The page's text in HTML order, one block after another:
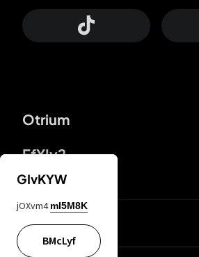
Otrium
FfYIy2
KIjvtr
GIvKYW
jOXvm4 mI5M8K
BMcLyf